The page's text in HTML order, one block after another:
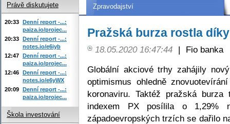
Zpravodajství
Pražská burza rostla
18.05.2020 16:47:44 |
Fio banka
Globální akciové trhy zahájily
optimismus ohledně
koronaviru. Taktéž pražská
indexem PX posílila o 1,29%
západoevropských trzích se dařilo
Právě diskutujete
20:33 Denní report -...:
paiza.io/projec...
20:33 Denní report -...:
notes.io/e6iyb
12:47 Denní report -...:
paiza.io/projec...
12:46 Denní report -...:
notes.io/e6yWX
20:09 Denní report -...:
paiza.io/projec...
Škola investování